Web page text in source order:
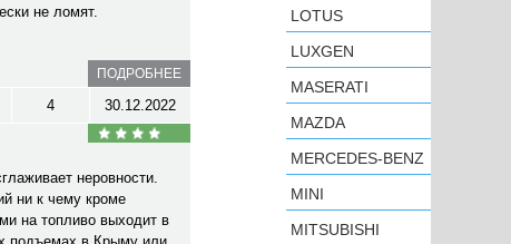
не ломят.
ПОДРОБНЕЕ
4 30.12.2022
неровности.
ни к чему кроме
на топливо выходит в
LOTUS
LUXGEN
MASERATI
MAZDA
MERCEDES-BENZ
MINI
MITSUBISHI